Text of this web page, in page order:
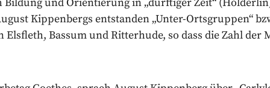
Bildung und Orientierung in „dürftiger Zeit“
Kippenbergs entstanden „Unter-Ortsgruppen“
Bassum und Ritterhude, so dass die Zahl der